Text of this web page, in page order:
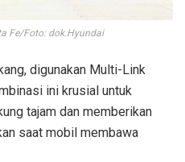
Fe/Foto: dok.Hyundai
digunakan Multi-Link
ini krusial untuk
tajam dan memberikan
saat mobil membawa